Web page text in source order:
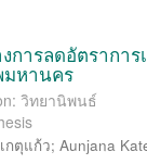
การลดอัตรากา
มหานคร
วิทยานิพนธ์
กตุแก้ว;Aunjana